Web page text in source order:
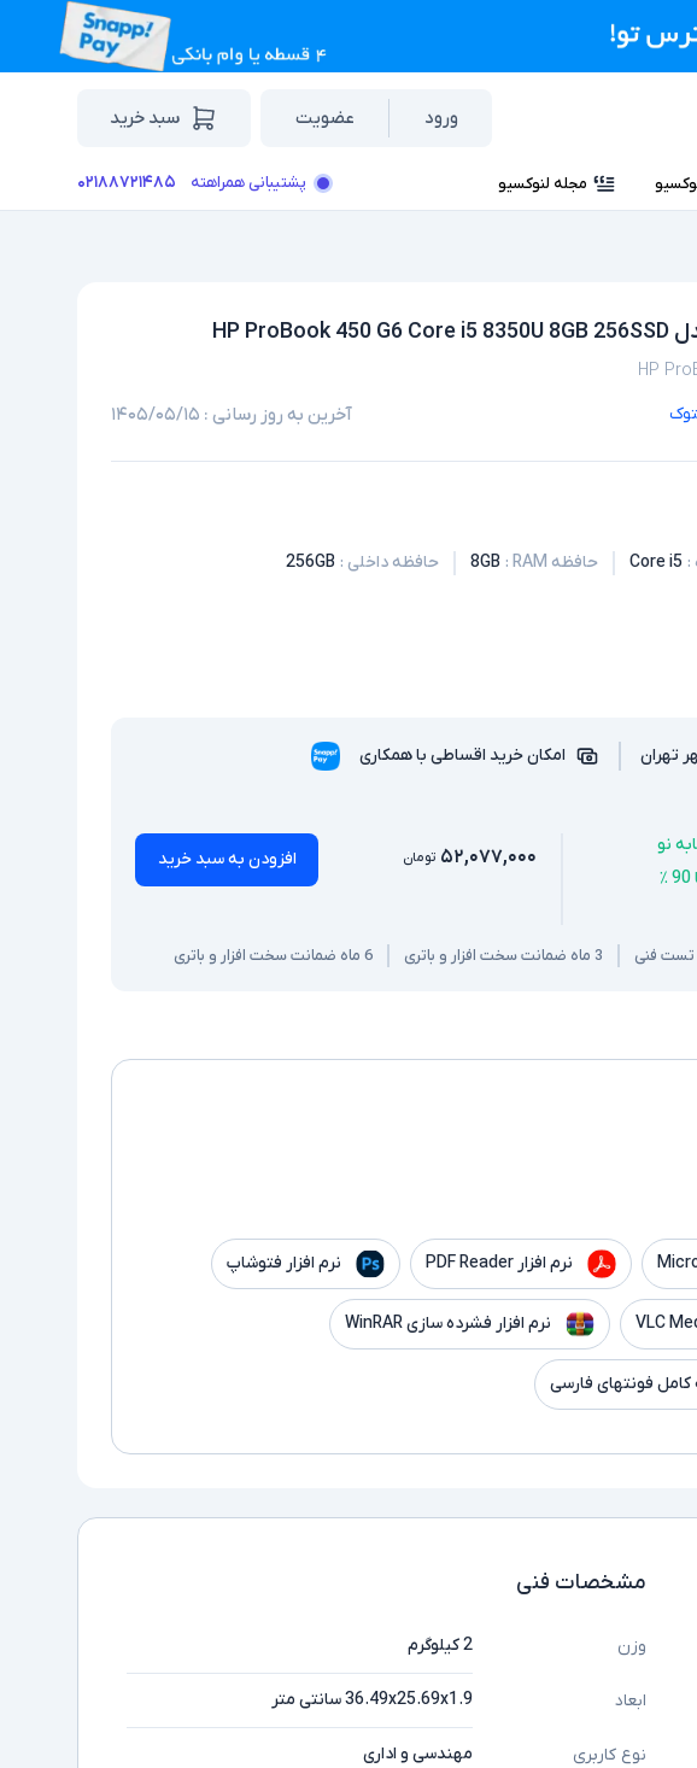
ورود عضویت سبد خرید
مجله لنوکسیو پشتیبانی همراهته ۰۲۱۸۸۷۲۱۴۸۵
HP
آخرین به روز رسانی : ۱۴۰۵/۰۵/۱۵
:
Core i5 حافظه RAM :
8GB حافظه داخلی :
256GB
تهران
امکان خرید اقساطی با همکاری
نو
۵۲,۰۷۷,۰۰۰ تومان افزودن به سبد خرید
فنی 3 ماه ضمانت سخت افزار و باتری 6 ماه ضمانت سخت افزار و باتری
نرم افزار PDF Reader نرم افزار فتوشاپ
نرم افزار فشرده سازی WinRAR
فونتهای فارسی
مشخصات فنی
وزن 2 کیلوگرم
ابعاد 36.49x25.69x1.9 سانتی متر
نوع کاربری مهندسی و اداری